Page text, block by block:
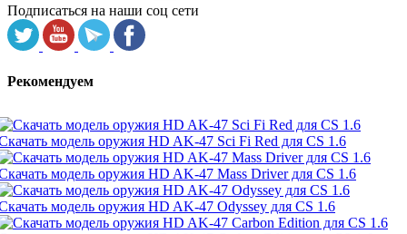
Подписаться на наши соц сети
Рекомендуем
модель оружия HD AK-47 Sci Fi Red для CS 1.6
модель оружия HD AK-47 Mass Driver для CS 1.6
модель оружия HD AK-47 Odyssey для CS 1.6